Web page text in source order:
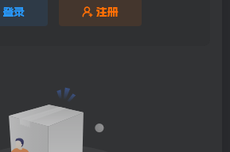
登录 注册